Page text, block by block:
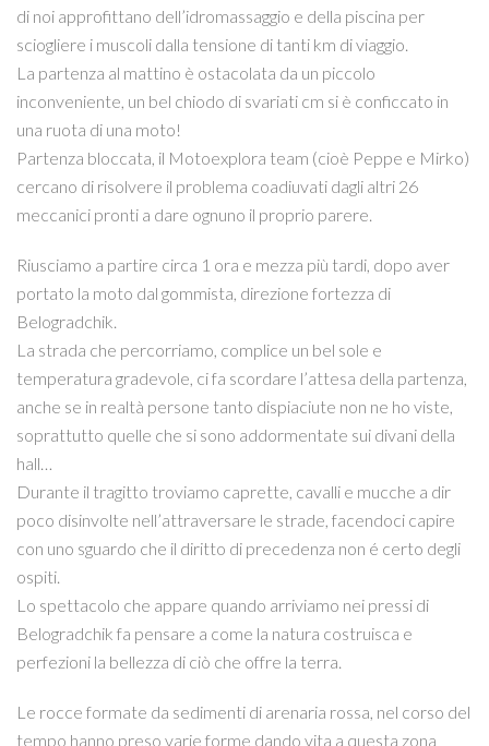
di noi approfittano dell’idromassaggio e della piscina per
sciogliere i muscoli dalla tensione di tanti km di viaggio.
La partenza al mattino è ostacolata da un piccolo
inconveniente, un bel chiodo di svariati cm si è conficcato in
una ruota di una moto!
Partenza bloccata, il Motoexplora team (cioè Peppe e Mirko)
cercano di risolvere il problema coadiuvati dagli altri 26
meccanici pronti a dare ognuno il proprio parere.
Riusciamo a partire circa 1 ora e mezza più tardi, dopo aver
portato la moto dal gommista, direzione fortezza di
Belogradchik.
La strada che percorriamo, complice un bel sole e
temperatura gradevole, ci fa scordare l’attesa della partenza,
anche se in realtà persone tanto dispiaciute non ne ho viste,
soprattutto quelle che si sono addormentate sui divani della
hall…
Durante il tragitto troviamo caprette, cavalli e mucche a dir
poco disinvolte nell’attraversare le strade, facendoci capire
con uno sguardo che il diritto di precedenza non é certo degli
ospiti.
Lo spettacolo che appare quando arriviamo nei pressi di
Belogradchik fa pensare a come la natura costruisca e
perfezioni la bellezza di ciò che offre la terra.
Le rocce formate da sedimenti di arenaria rossa, nel corso del
tempo hanno preso varie forme dando vita a questa zona